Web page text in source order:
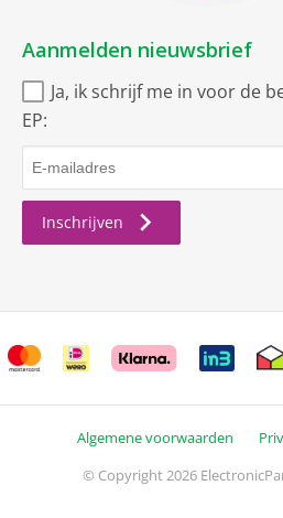
Aanmelden nieuwsbrief
Ja, ik schrijf me in voor de
EP:
Inschrijven
Algemene voorwaarden
© Copyright 2026